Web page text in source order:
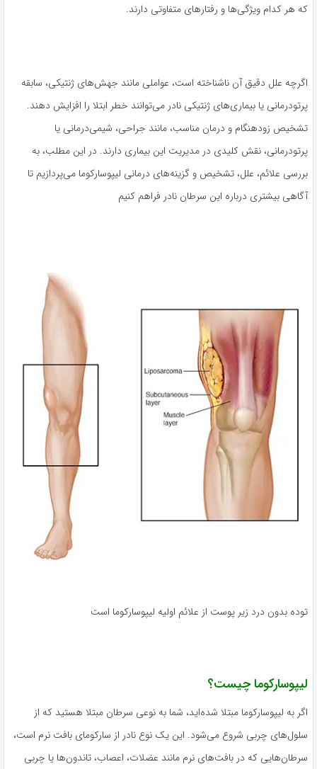
که هر کدام ویژگی‌ها و رفتارهای متفاوتی دارند.
اگرچه علل دقیق آن ناشناخته است، عواملی مانند جهش‌های ژنتیکی، سابقه
پرتودرمانی یا بیماری‌های ژنتیکی نادر می‌توانند خطر ابتلا را افزایش دهند.
تشخیص زودهنگام و درمان مناسب، مانند جراحی، شیمی‌درمانی یا
پرتودرمانی، نقش کلیدی در مدیریت این بیماری دارند. در این مطلب، به
بررسی علائم، علل، تشخیص و گزینه‌های درمانی لیپوسارکوما می‌پردازیم تا
آگاهی بیشتری درباره این سرطان نادر فراهم کنیم
توده بدون درد زیر پوست از علائم اولیه لیپوسارکوما است
لیپوسارکوما چیست؟
اگر به لیپوسارکوما مبتلا شده‌اید، شما به نوعی سرطان مبتلا هستید که از
سلول‌های چربی شروع می‌شود. این یک نوع نادر از سارکومای بافت نرم است،
سرطان‌هایی که در بافت‌های نرم مانند عضلات، اعصاب، تاندون‌ها یا چربی